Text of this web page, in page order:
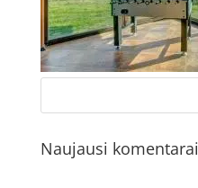
Naujausi komentarai